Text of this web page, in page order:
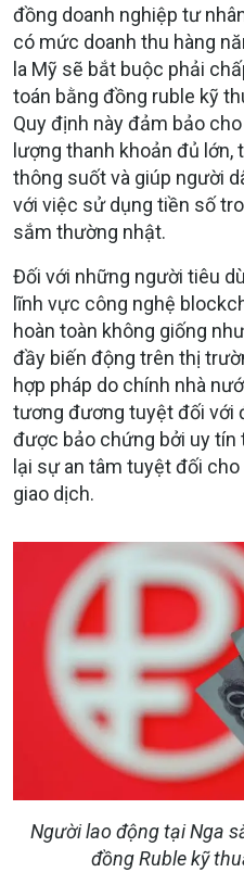
đồng doanh nghiệp tư
có mức doanh thu hàng
la Mỹ sẽ bắt buộc phải
toán bằng đồng ruble kỹ
Quy định này đảm bảo
lượng thanh khoản đủ lớn,
thông suốt và giúp người
với việc sử dụng tiền số
sắm thường nhật.
Đối với những người tiêu
lĩnh vực công nghệ
hoàn toàn không giống
đầy biến động trên thị
hợp pháp do chính nhà
tương đương tuyệt đối với
được bảo chứng bởi uy tín
lại sự an tâm tuyệt đối
giao dịch.
Người lao động tại Nga
đồng Ruble kỹ